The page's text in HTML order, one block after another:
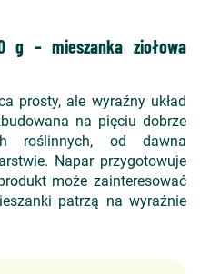
g – mieszanka ziołowa
prosty, ale wyraźny układ
na pięciu dobrze
roślinnych, od dawna
Napar przygotowuje
może zainteresować
patrzą na wyraźnie